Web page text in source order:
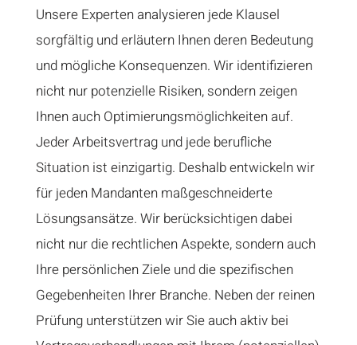
Unsere Experten analysieren jede Klausel
sorgfältig und erläutern Ihnen deren Bedeutung
und mögliche Konsequenzen. Wir identifizieren
nicht nur potenzielle Risiken, sondern zeigen
Ihnen auch Optimierungsmöglichkeiten auf.
Jeder Arbeitsvertrag und jede berufliche
Situation ist einzigartig. Deshalb entwickeln wir
für jeden Mandanten maßgeschneiderte
Lösungsansätze. Wir berücksichtigen dabei
nicht nur die rechtlichen Aspekte, sondern auch
Ihre persönlichen Ziele und die spezifischen
Gegebenheiten Ihrer Branche. Neben der reinen
Prüfung unterstützen wir Sie auch aktiv bei